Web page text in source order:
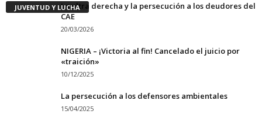
JUVENTUD Y LUCHALa ultra derecha y la persecución a los deudores del
CAE
20/03/2026
NIGERIA – ¡Victoria al fin! Cancelado el juicio por
«traición»
10/12/2025
La persecución a los defensores ambientales
15/04/2025